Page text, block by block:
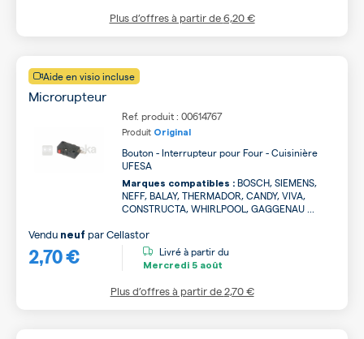
Plus d’offres à partir de6,20 €
Aide en visio incluse
Microrupteur
Ref. produit : 00614767
Produit Original
Bouton - Interrupteur pour Four - Cuisinière
UFESA
Marques compatibles : BOSCH, SIEMENS,
NEFF, BALAY, THERMADOR, CANDY, VIVA,
CONSTRUCTA, WHIRLPOOL, GAGGENAU ...
2,70 €
Vendu neuf parCellastor
Livré à partir du
Mercredi 5 août
Plus d’offres à partir de2,70 €